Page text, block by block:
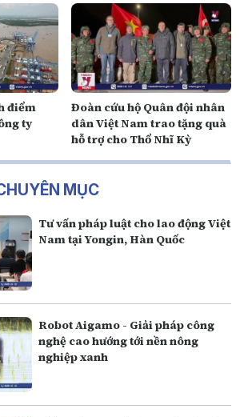
điểm
ty
Đoàn cứu hộ Quân đội nhân
dân Việt Nam trao tặng quà
hỗ trợ cho Thổ Nhĩ Kỳ
MỤC
Tư vấn pháp luật cho lao động Việt
Nam tại Yongin, Hàn Quốc
Robot Aigamo - Giải pháp công
nghệ cao hướng tới nền nông
nghiệp xanh